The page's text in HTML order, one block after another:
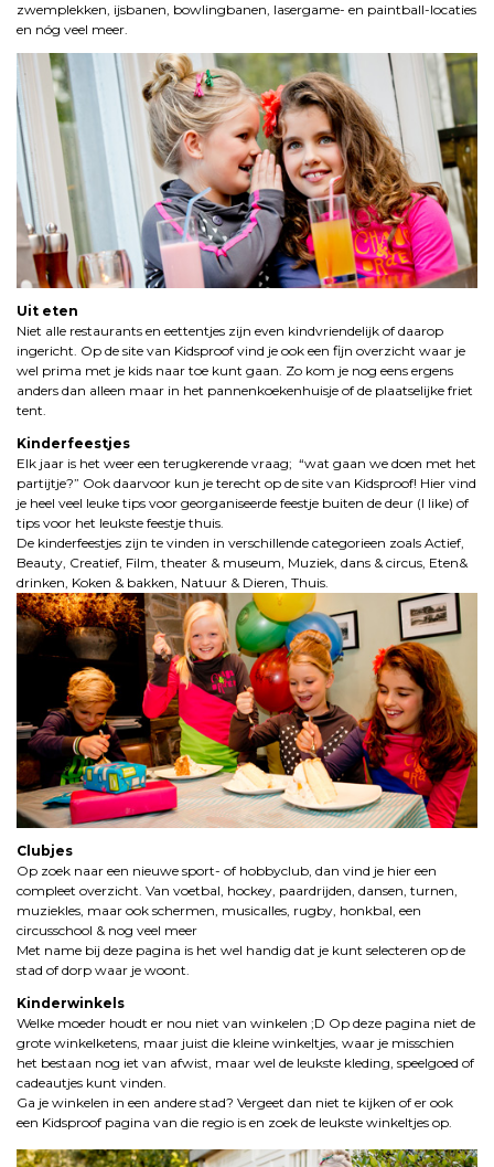
zwemplekken, ijsbanen, bowlingbanen, lasergame- en paintball-locaties
en nóg veel meer.
Uit eten
Niet alle restaurants en eettentjes zijn even kindvriendelijk of daarop
ingericht. Op de site van Kidsproof vind je ook een fijn overzicht waar je
wel prima met je kids naar toe kunt gaan. Zo kom je nog eens ergens
anders dan alleen maar in het pannenkoekenhuisje of de plaatselijke friet
tent.
Kinderfeestjes
Elk jaar is het weer een terugkerende vraag; “wat gaan we doen met het
partijtje?” Ook daarvoor kun je terecht op de site van Kidsproof! Hier vind
je heel veel leuke tips voor georganiseerde feestje buiten de deur (I like) of
tips voor het leukste feestje thuis.
De kinderfeestjes zijn te vinden in verschillende categorieen zoals Actief,
Beauty, Creatief, Film, theater & museum, Muziek, dans & circus, Eten&
drinken, Koken & bakken, Natuur & Dieren, Thuis.
Clubjes
Op zoek naar een nieuwe sport- of hobbyclub, dan vind je hier een
compleet overzicht. Van voetbal, hockey, paardrijden, dansen, turnen,
muziekles, maar ook schermen, musicalles, rugby, honkbal, een
circusschool & nog veel meer
Met name bij deze pagina is het wel handig dat je kunt selecteren op de
stad of dorp waar je woont.
Kinderwinkels
Welke moeder houdt er nou niet van winkelen ;D Op deze pagina niet de
grote winkelketens, maar juist die kleine winkeltjes, waar je misschien
het bestaan nog iet van afwist, maar wel de leukste kleding, speelgoed of
cadeautjes kunt vinden.
Ga je winkelen in een andere stad? Vergeet dan niet te kijken of er ook
een Kidsproof pagina van die regio is en zoek de leukste winkeltjes op.